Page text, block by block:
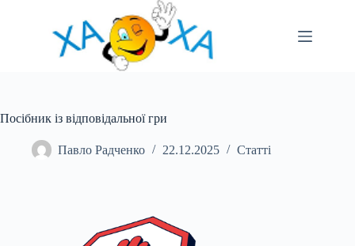
Посібник із відповідальної гри
Павло Радченко 22.12.2025 Статті